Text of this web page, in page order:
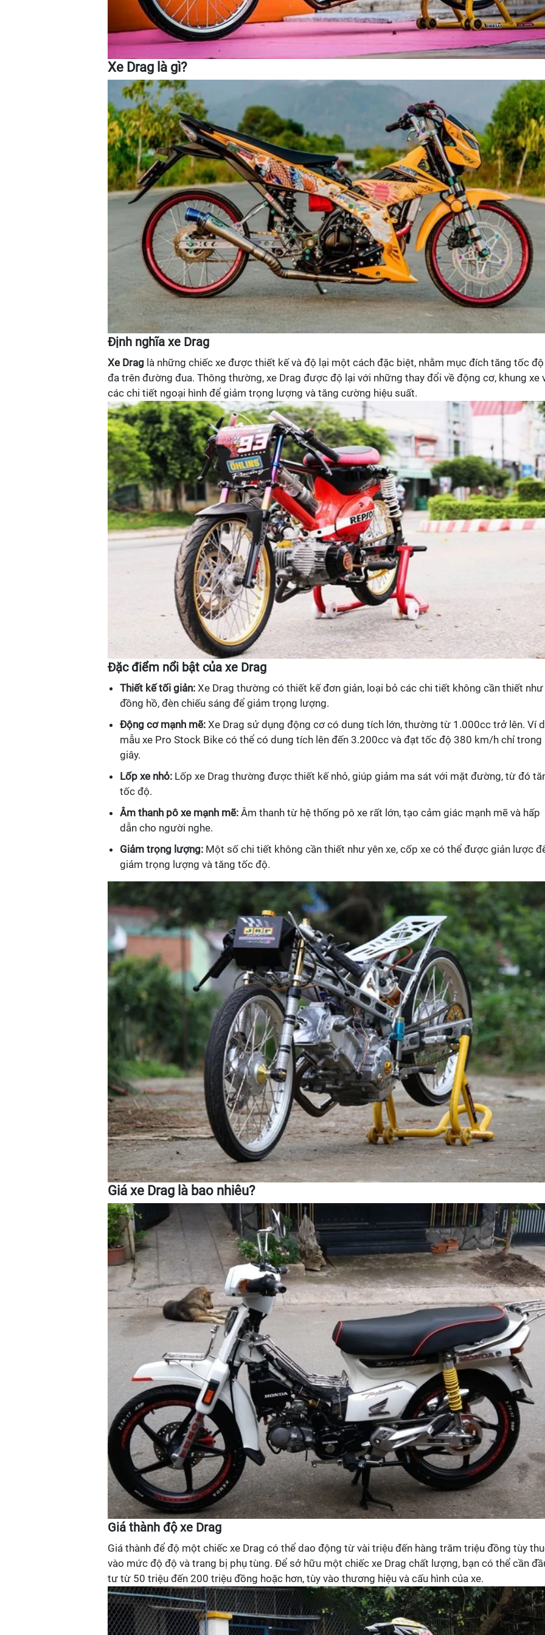
Xe Drag là gì?
Định nghĩa xe Drag
Xe Drag là những chiếc xe được thiết kế và độ lại một cách đặc biệt, nhằm mục đích tăng tốc
đa trên đường đua. Thông thường, xe Drag được độ lại với những thay đổi về động cơ, khung xe
các chi tiết ngoại hình để giảm trọng lượng và tăng cường hiệu suất.
Đặc điểm nổi bật của xe Drag
Thiết kế tối giản: Xe Drag thường có thiết kế đơn giản, loại bỏ các chi tiết không cần thiết như
đồng hồ, đèn chiếu sáng để giảm trọng lượng.
Động cơ mạnh mẽ: Xe Drag sử dụng động cơ có dung tích lớn, thường từ 1.000cc trở lên. Ví
mẫu xe Pro Stock Bike có thể có dung tích lên đến 3.200cc và đạt tốc độ 380 km/h chỉ trong
giây.
Lốp xe nhỏ: Lốp xe Drag thường được thiết kế nhỏ, giúp giảm ma sát với mặt đường, từ đó
tốc độ.
Âm thanh pô xe mạnh mẽ: Âm thanh từ hệ thống pô xe rất lớn, tạo cảm giác mạnh mẽ và hấp
dẫn cho người nghe.
Giảm trọng lượng: Một số chi tiết không cần thiết như yên xe, cốp xe có thể được giản lược
giảm trọng lượng và tăng tốc độ.
Giá xe Drag là bao nhiêu?
Giá thành độ xe Drag
Giá thành để độ một chiếc xe Drag có thể dao động từ vài triệu đến hàng trăm triệu đồng tùy
vào mức độ độ và trang bị phụ tùng. Để sở hữu một chiếc xe Drag chất lượng, bạn có thể cần
tư từ 50 triệu đến 200 triệu đồng hoặc hơn, tùy vào thương hiệu và cấu hình của xe.